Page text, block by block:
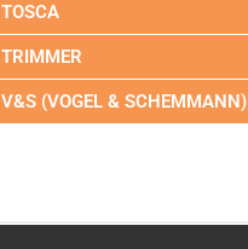
TOSCA
TRIMMER
V&S (VOGEL & SCHEMMANN)